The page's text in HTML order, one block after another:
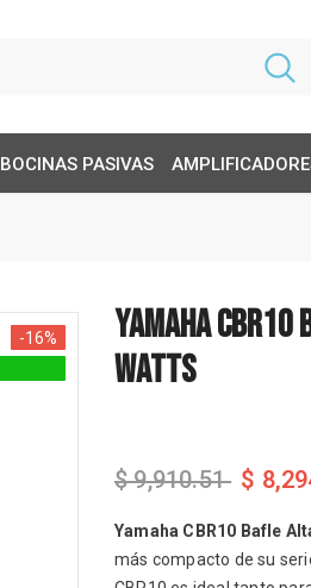
BOCINAS PASIVAS
-16%
Yamaha
Watts
$ 9,910.51 $
Yamaha CBR10 Bafle
más compacto de su